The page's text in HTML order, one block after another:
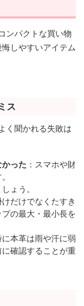
ンパクトな買い物
しやすいアイテム
ス
く聞かれる失敗は
った ：スマホや財
ょう。
けだけでなくたすき
の最大・最小長を
に本革は雨や汗に弱
確認することが重